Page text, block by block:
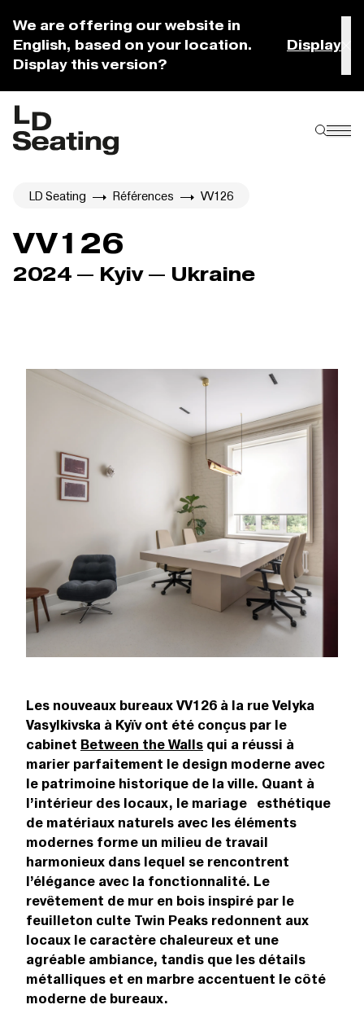
We are offering our website in
English, based on your location.
Display this version?
Display
LD Seating Références VV126
VV126
2024 — Kyiv — Ukraine
Les nouveaux bureaux VV126 à la rue Velyka
Vasylkivska à Kyïv ont été conçus par le
cabinet Between the Walls qui a réussi à
marier parfaitement le design moderne avec
le patrimoine historique de la ville. Quant à
l’intérieur des locaux, le mariage esthétique
de matériaux naturels avec les éléments
modernes forme un milieu de travail
harmonieux dans lequel se rencontrent
l’élégance avec la fonctionnalité. Le
revêtement de mur en bois inspiré par le
feuilleton culte Twin Peaks redonnent aux
locaux le caractère chaleureux et une
agréable ambiance, tandis que les détails
métalliques et en marbre accentuent le côté
moderne de bureaux.